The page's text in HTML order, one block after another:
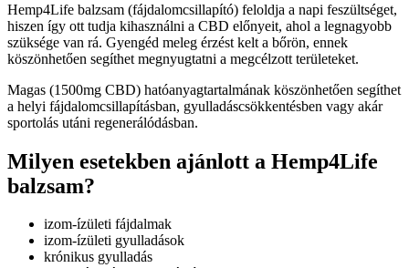
Hemp4Life balzsam (fájdalomcsillapító) feloldja a napi feszültséget,
hiszen így ott tudja kihasználni a CBD előnyeit, ahol a legnagyobb
szüksége van rá. Gyengéd meleg érzést kelt a bőrön, ennek
köszönhetően segíthet megnyugtatni a megcélzott területeket.
Magas (1500mg CBD) hatóanyagtartalmának köszönhetően segíthet
a helyi fájdalomcsillapításban, gyulladáscsökkentésben vagy akár
sportolás utáni regenerálódásban.
Milyen esetekben ajánlott a Hemp4Life
balzsam?
izom-ízületi fájdalmak
izom-ízületi gyulladások
krónikus gyulladás